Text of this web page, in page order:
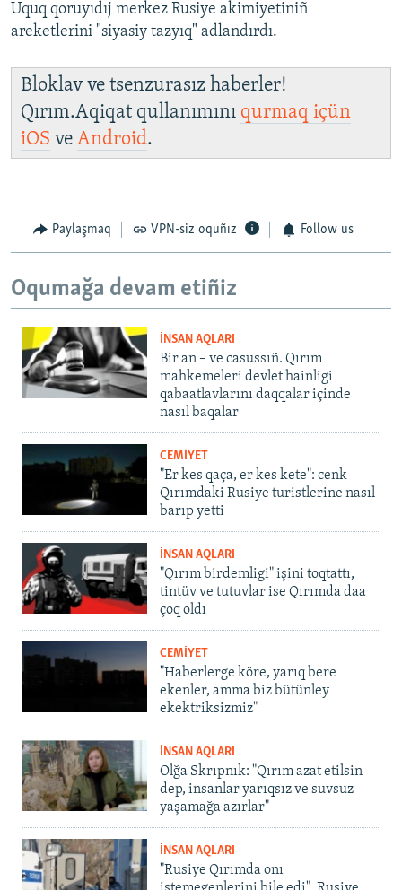
Uquq qoruyıdıj merkez Rusiye akimiyetiniñ
areketlerini "siyasiy tazyıq" adlandırdı.
Bloklav ve tsenzurasız haberler!
Qırım.Aqiqat qullanımını qurmaq içün
iOS ve Android.
Paylaşmaq VPN-siz oquñız Follow us
Oqumağa devam etiñiz
İNSAN AQLARI
Bir an – ve casussıñ. Qırım
mahkemeleri devlet hainligi
qabaatlavlarını daqqalar içinde
nasıl baqalar
CEMİYET
"Er kes qaça, er kes kete": cenk
Qırımdaki Rusiye turistlerine nasıl
barıp yetti
İNSAN AQLARI
"Qırım birdemligi" işini toqtattı,
tintüv ve tutuvlar ise Qırımda daa
çoq oldı
CEMİYET
"Haberlerge köre, yarıq bere
ekenler, amma biz bütünley
ekektriksizmiz"
İNSAN AQLARI
Olğa Skrıpnık: "Qırım azat etilsin
dep, insanlar yarıqsız ve suvsuz
yaşamağa azırlar"
İNSAN AQLARI
"Rusiye Qırımda onı